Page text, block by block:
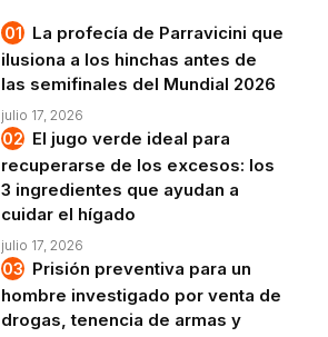
La profecía de Parravicini que
ilusiona a los hinchas antes de
las semifinales del Mundial 2026
julio 17, 2026
El jugo verde ideal para
recuperarse de los excesos: los
3 ingredientes que ayudan a
cuidar el hígado
julio 17, 2026
Prisión preventiva para un
hombre investigado por venta de
drogas, tenencia de armas y